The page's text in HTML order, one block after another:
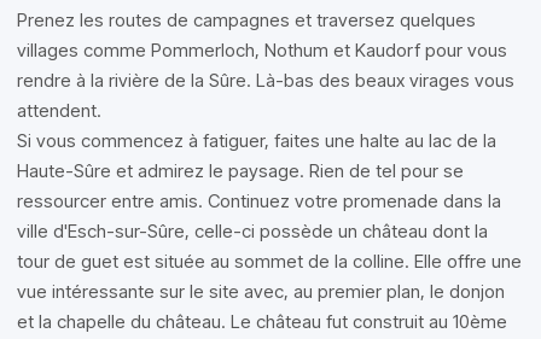
Prenez les routes de campagnes et traversez quelques
villages comme Pommerloch, Nothum et Kaudorf pour vous
rendre à la rivière de la Sûre. Là-bas des beaux virages vous
attendent.
Si vous commencez à fatiguer, faites une halte au lac de la
Haute-Sûre et admirez le paysage. Rien de tel pour se
ressourcer entre amis. Continuez votre promenade dans la
ville d'Esch-sur-Sûre, celle-ci possède un château dont la
tour de guet est située au sommet de la colline. Elle offre une
vue intéressante sur le site avec, au premier plan, le donjon
et la chapelle du château. Le château fut construit au 10ème